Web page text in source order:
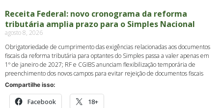
Receita Federal: novo cronograma da reforma
tributária amplia prazo para o Simples Nacional
agosto 8, 2026
Obrigatoriedade de cumprimento das exigências relacionadas aos documentos
fiscais da reforma tributária para optantes do Simples passa a valer apenas em
1º de janeiro de 2027; RF e CGIBS anunciam flexibilização temporária de
preenchimento dos novos campos para evitar rejeição de documentos fiscais
Compartilhe isso:
Facebook 18+